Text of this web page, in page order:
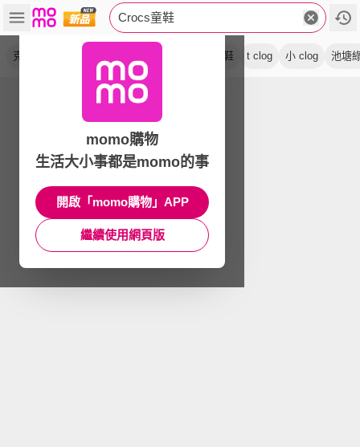
Crocs童鞋
克駱格 涼鞋 t clog 小 clog 池塘
momo購物
生活大小事都是momo的事
開啟「momo購物」APP
繼續使用網頁版